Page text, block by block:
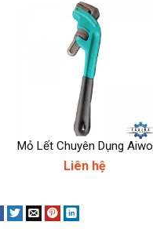
Mỏ Lết Chuyên Dụng Aiwo
Liên hệ